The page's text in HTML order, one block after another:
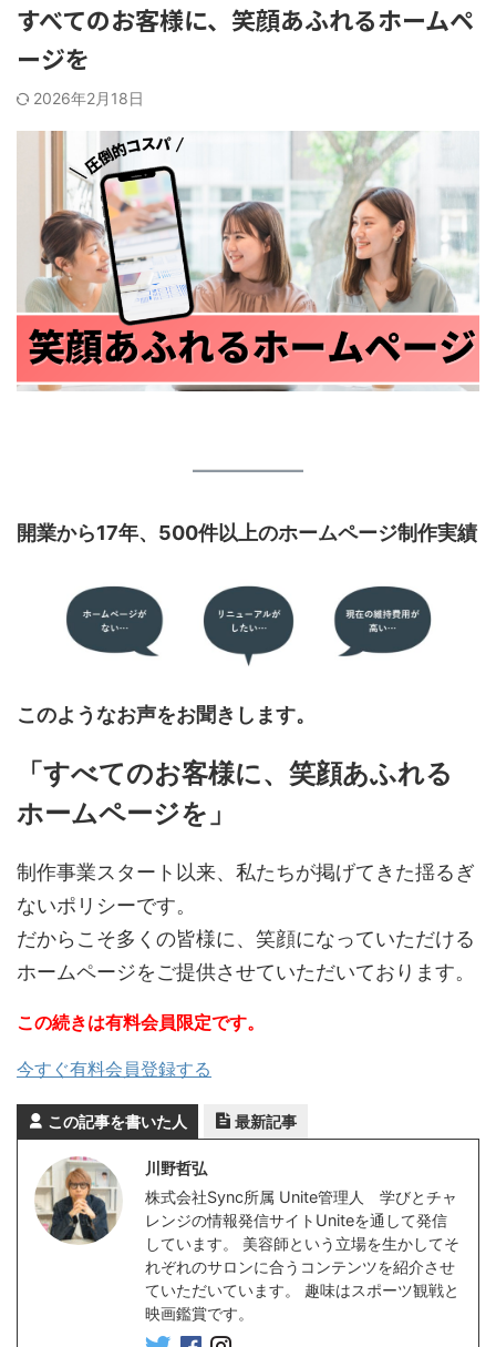
すべてのお客様に、笑顔あふれるホームペ
ージを
2026年2月18日
開業から17年、500件以上のホームページ制作実績
このようなお声をお聞きします。
「すべてのお客様に、笑顔あふれる
ホームページを」
制作事業スタート以来、私たちが掲げてきた揺るぎ
ないポリシーです。
だからこそ多くの皆様に、笑顔になっていただける
ホームページをご提供させていただいております。
この続きは有料会員限定です。
今すぐ有料会員登録する
この記事を書いた人 最新記事
川野哲弘
株式会社Sync所属 Unite管理人 学びとチャ
レンジの情報発信サイトUniteを通して発信
しています。 美容師という立場を生かしてそ
れぞれのサロンに合うコンテンツを紹介させ
ていただいています。 趣味はスポーツ観戦と
映画鑑賞です。